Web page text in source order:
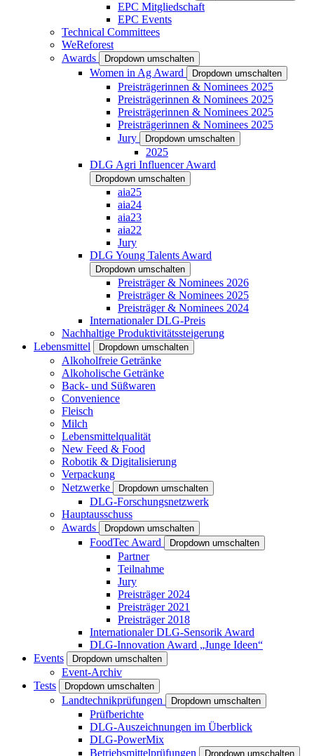
EPC Mitgliedschaft
EPC Events
Technical Committees
WeReforest
Awards
Dropdown umschalten
Women in Ag Award Dropdown umschalten
Preisträgerinnen & Nominees 2025
Preisträgerinnen & Nominees 2025
Preisträgerinnen & Nominees 2025
Preisträgerinnen & Nominees 2025
Jury
Dropdown umschalten
2025
DLG Agri Influencer Award
Dropdown umschalten
aia25
aia24
aia23
aia22
Jury
DLG Young Talents Award
Dropdown umschalten
Preisträger & Nominees 2026
Preisträger & Nominees 2025
Preisträger & Nominees 2024
Internationaler DLG-Preis
Nachhaltige Produktivitätssteigerung
Lebensmittel
Dropdown umschalten
Alkoholfreie Getränke
Alkoholische Getränke
Back- und Süßwaren
Convenience
Fleisch
Milch
Lebensmittelqualität
New Feed & Food
Robotik & Digitalisierung
Verpackung
Netzwerke
Dropdown umschalten
DLG-Forschungsnetzwerk
Hauptausschuss
Awards
Dropdown umschalten
FoodTec Award Dropdown umschalten
Partner
Teilnahme
Jury
Preisträger 2024
Preisträger 2021
Preisträger 2018
Internationaler DLG-Sensorik Award
DLG-Innovation Award „Junge Ideen“
Events
Dropdown umschalten
Event-Archiv
Tests
Dropdown umschalten
Landtechnikprüfungen Dropdown umschalten
Prüfberichte
DLG-Auszeichnungen im Überblick
DLG-PowerMix
Betriebsmittelprüfungen
Dropdown umschalten